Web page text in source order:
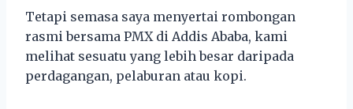
Tetapi semasa saya menyertai rombongan
rasmi bersama PMX di Addis Ababa, kami
melihat sesuatu yang lebih besar daripada
perdagangan, pelaburan atau kopi.